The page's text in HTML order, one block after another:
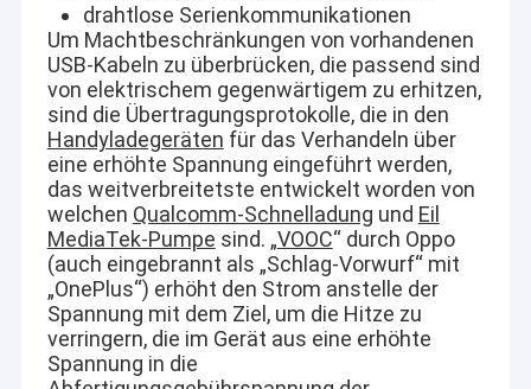
drahtlose Serienkommunikationen
Um Machtbeschränkungen von vorhandenen
USB-Kabeln zu überbrücken, die passend sind
von elektrischem gegenwärtigem zu erhitzen,
sind die Übertragungsprotokolle, die in den
Handyladegeräten für das Verhandeln über
eine erhöhte Spannung eingeführt werden,
das weitverbreitetste entwickelt worden von
welchen Qualcomm-Schnelladung und Eil
MediaTek-Pumpe sind. „VOOC“ durch Oppo
(auch eingebrannt als „Schlag-Vorwurf“ mit
„OnePlus“) erhöht den Strom anstelle der
Spannung mit dem Ziel, um die Hitze zu
verringern, die im Gerät aus eine erhöhte
Spannung in die